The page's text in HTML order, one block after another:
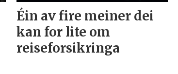
Éin av fire meiner dei
kan for lite om
reiseforsikringa